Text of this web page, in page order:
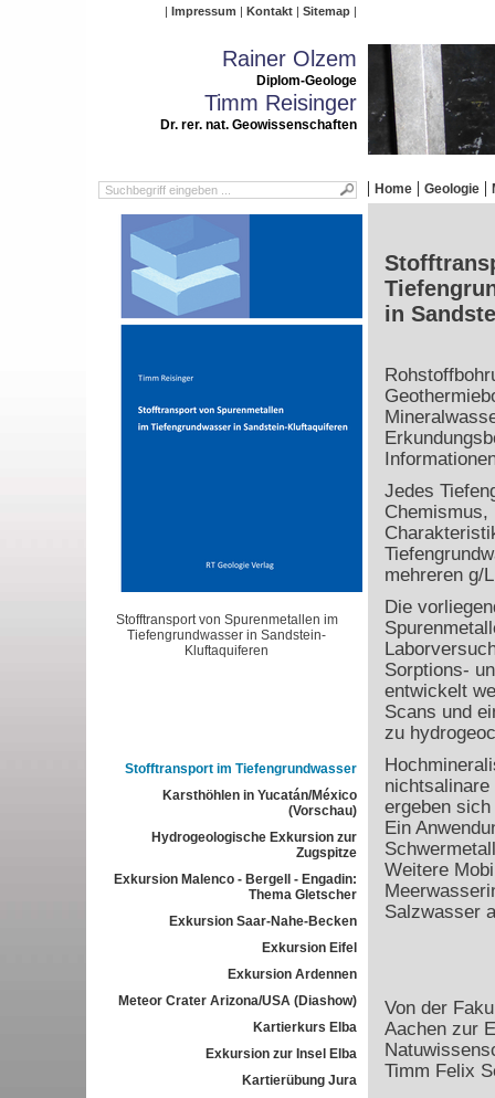
Impressum Kontakt Sitemap
Rainer Olzem
Diplom-Geologe
Timm Reisinger
Dr. rer. nat. Geowissenschaften
Home Geologie
Stofftransport von Spurenmetallen im
Tiefengrundwasser in Sandstein-
Kluftaquiferen
Stofftransport im Tiefengrundwasser
Karsthöhlen in Yucatán/México
(Vorschau)
Hydrogeologische Exkursion zur
Zugspitze
Exkursion Malenco - Bergell - Engadin:
Thema Gletscher
Exkursion Saar-Nahe-Becken
Exkursion Eifel
Exkursion Ardennen
Meteor Crater Arizona/USA (Diashow)
Kartierkurs Elba
Exkursion zur Insel Elba
Kartierübung Jura
in
Jedes
Chemismus,
mehreren g/
Die
Sorptions-
entwickelt
Scans und
zu
nichtsalinare
ergeben
Ein
Weitere
Salzwasser
Von der
Aachen zur
Timm Felix